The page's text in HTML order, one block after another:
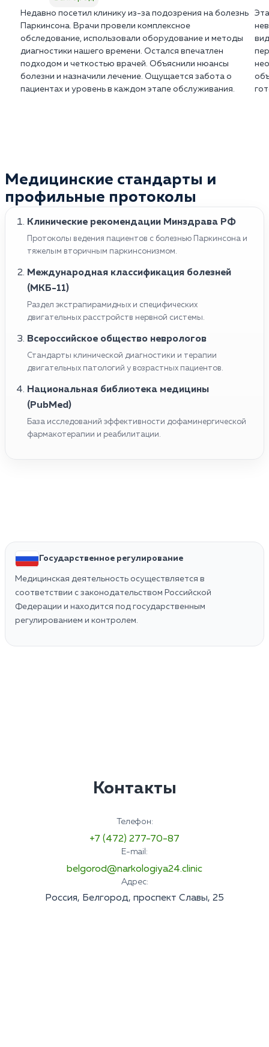
Недавно посетил клинику из-за подозрения на болезнь
Паркинсона. Врачи провели комплексное
обследование, использовали оборудование и методы
диагностики нашего времени. Остался впечатлен
подходом и четкостью врачей. Объяснили нюансы
болезни и назначили лечение. Ощущается забота о
пациентах и уровень в каждом этапе обслуживания.
Медицинские стандарты и
профильные протоколы
Клинические рекомендации Минздрава РФ
Протоколы ведения пациентов с болезнью Паркинсона и
тяжелым вторичным паркинсонизмом.
Международная классификация болезней
(МКБ-11)
Раздел экстрапирамидных и специфических
двигательных расстройств нервной системы.
Всероссийское общество неврологов
Стандарты клинической диагностики и терапии
двигательных патологий у возрастных пациентов.
Национальная библиотека медицины
(PubMed)
База исследований эффективности дофаминергической
фармакотерапии и реабилитации.
Государственное регулирование
Медицинская деятельность осуществляется в
соответствии с законодательством Российской
Федерации и находится под государственным
регулированием и контролем.
Контакты
Телефон:
+7 (472) 277-70-87
E-mail:
belgorod@narkologiya24.clinic
Адрес:
Россия, Белгород, проспект Славы, 25